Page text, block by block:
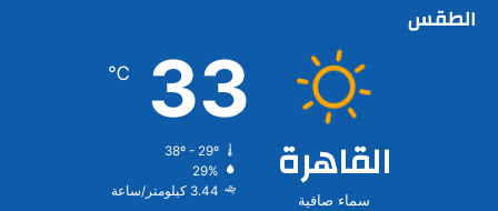
الطقس
القاهرة
سماء صافية
33
℃
38º - 29º
29%
3.44 كيلومتر/ساعة